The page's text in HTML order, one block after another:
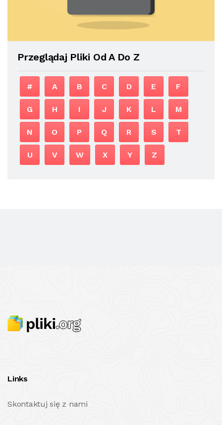
Przeglądaj Pliki Od A Do Z
# A B C D E F
G H I J K L M
N O P Q R S T
U V W X Y Z
Links
Skontaktuj się z nami